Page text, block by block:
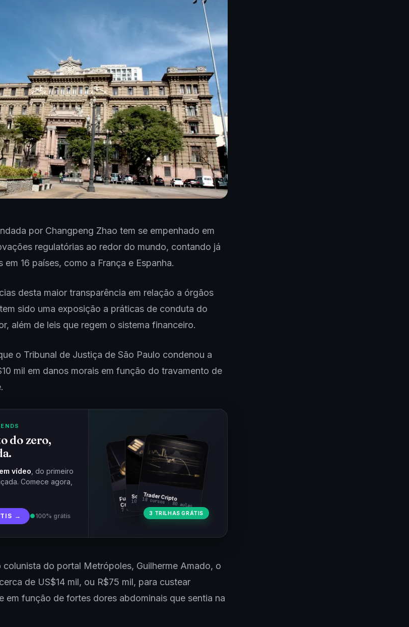
por Changpeng Zhao tem se empenhado em
regulatórias ao redor do mundo, contando já
em 16 países, como a França e Espanha.
desta maior transparência em relação a órgãos
sido uma exposição a práticas de conduta do
além de leis que regem o sistema financeiro.
o Tribunal de Justiça de São Paulo condenou a
mil em danos morais em função do travamento de
do zero,
vídeo , do primeiro
Comece agora,
→ ●100% grátis
Fundamentos
Cripto
7 cursos · 31 aulas
Trader Cripto
18 cursos · 80 aulas
Soberania Bitcoin
10 cursos · 44 aulas
3 TRILHAS GRÁTIS
do portal Metrópoles, Guilherme Amado, o
de US$14 mil, ou R$75 mil, para custear
em função de fortes dores abdominais que sentia na